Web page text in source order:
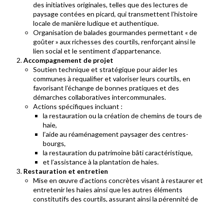
des initiatives originales, telles que des lectures de
paysage contées en picard, qui transmettent l’histoire
locale de manière ludique et authentique.
Organisation de balades gourmandes permettant « de
goûter » aux richesses des courtils, renforçant ainsi le
lien social et le sentiment d’appartenance.
Accompagnement de projet
Soutien technique et stratégique pour aider les
communes à requalifier et valoriser leurs courtils, en
favorisant l’échange de bonnes pratiques et des
démarches collaboratives intercommunales.
Actions spécifiques incluant :
la restauration ou la création de chemins de tours de
haie,
l’aide au réaménagement paysager des centres-
bourgs,
la restauration du patrimoine bâti caractéristique,
et l’assistance à la plantation de haies.
Restauration et entretien
Mise en œuvre d’actions concrètes visant à restaurer et
entretenir les haies ainsi que les autres éléments
constitutifs des courtils, assurant ainsi la pérennité de